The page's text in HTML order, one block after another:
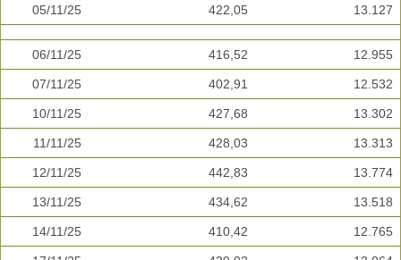
05/11/25 422,05 13.127
06/11/25 416,52 12.955
07/11/25 402,91 12.532
10/11/25 427,68 13.302
11/11/25 428,03 13.313
12/11/25 442,83 13.774
13/11/25 434,62 13.518
14/11/25 410,42 12.765